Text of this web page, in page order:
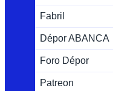
Fabril
Dépor ABANCA
Foro Dépor
Patreon